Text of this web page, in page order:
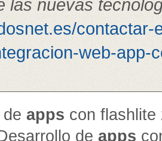
las nuevas
contactar-
web-app-
apps con
de apps